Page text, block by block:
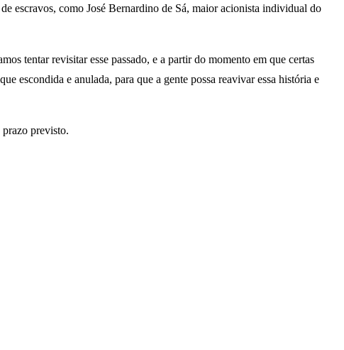
escravos, como José Bernardino de Sá, maior acionista individual do
tentar revisitar esse passado, e a partir do momento em que certas
escondida e anulada, para que a gente possa reavivar essa história e
previsto.